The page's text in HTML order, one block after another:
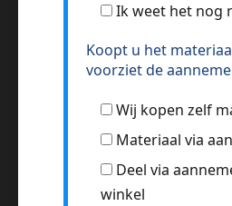
Ik weet het nog
Koopt u het
voorziet de
Wij kopen zelf
Materiaal via
Deel via
winkel